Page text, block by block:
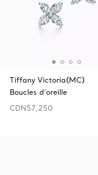
Tiffany Victoria(MC)
Boucles d’oreille
CDN$7,250